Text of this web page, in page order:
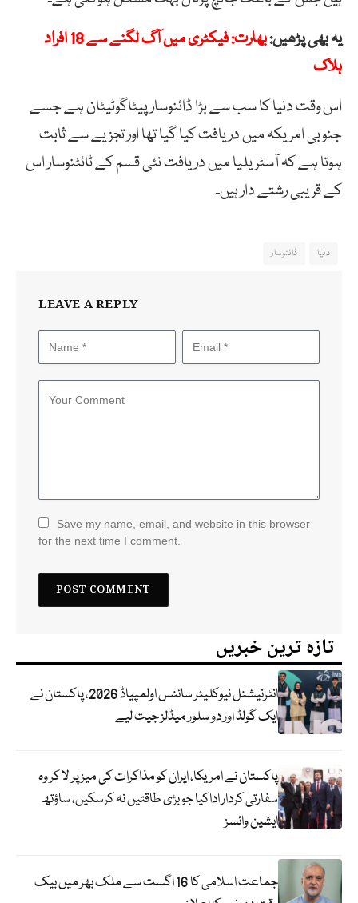
یہ بھی پڑھیں:
بھارت: فیکٹری میں آگ لگنے سے 18 افراد
ہلاک
اس وقت دنیا کا سب سے بڑا ڈائنوسار پیٹاگوٹیٹان ہے جسے
جنوبی امریکہ میں دریافت کیا گیا تھا اور تجزیے سے ثابت
ہوتا ہے کہ آسٹریلیا میں دریافت نئی قسم کے ٹائٹنوسار اس
کے قریبی رشتے دار ہیں۔
دنیا ڈائنوسار
LEAVE A REPLY
Save my name, email, and website in this browser
for the next time I comment.
تازہ ترین خبریں
انٹرنیشنل نیوکلیئر سائنس اولمپیاڈ 2026، پاکستان نے
ایک گولڈ اور دو سلور میڈلز جیت لیے
پاکستان نے امریکا، ایران کو مذاکرات کی میز پر لا کر وہ
سفارتی کردار اداکیا جو بڑی طاقتیں نہ کرسکیں، ساؤتھ
ایشین وائسز
جماعت اسلامی کا 16 اگست سے ملک بھر میں بیک